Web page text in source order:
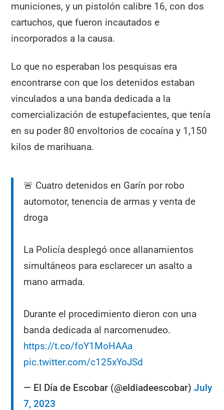
municiones, y un pistolón calibre 16, con dos
cartuchos, que fueron incautados e
incorporados a la causa.
Lo que no esperaban los pesquisas era
encontrarse con que los detenidos estaban
vinculados a una banda dedicada a la
comercialización de estupefacientes, que tenía
en su poder 80 envoltorios de cocaína y 1,150
kilos de marihuana.
🚨 Cuatro detenidos en Garín por robo
automotor, tenencia de armas y venta de
droga
La Policía desplegó once allanamientos
simultáneos para esclarecer un asalto a
mano armada.
Durante el procedimiento dieron con una
banda dedicada al narcomenudeo.
https://t.co/foY1MoHAAa
pic.twitter.com/c125xYoJSd
— El Día de Escobar (@eldiadeescobar)July
7, 2023